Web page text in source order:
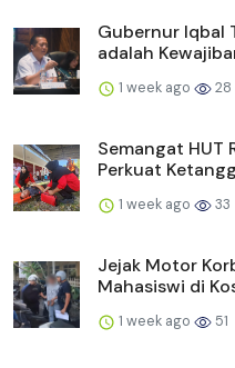
Gubernur Iqbal
adalah
1 week ago 28
Semangat HUT
Perkuat
1 week ago 33
Jejak Motor
Mahasiswi di
1 week ago 51